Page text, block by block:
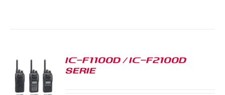
IC-F1100D / IC-F2100D
SERIE